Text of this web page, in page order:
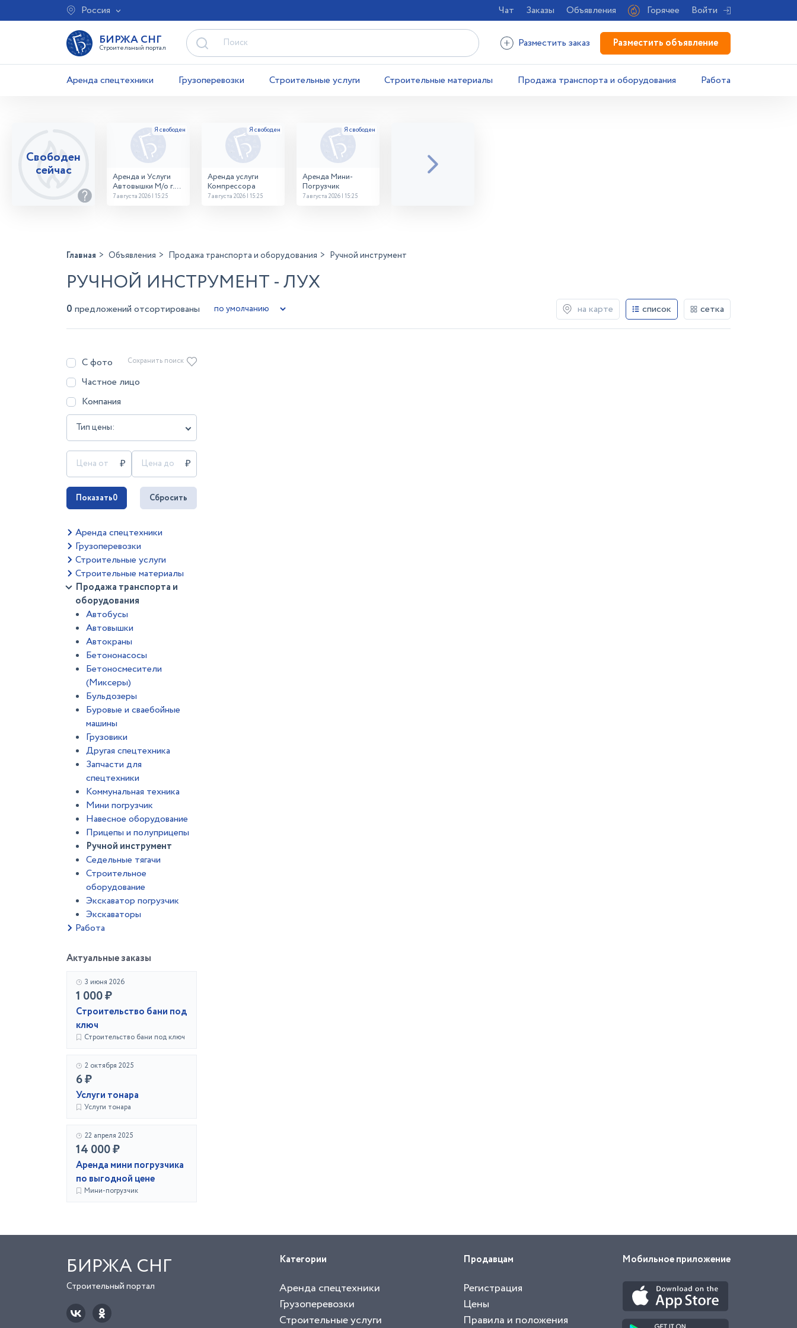
Россия Чат Заказы Объявления Горячее Войти
БИРЖА СНГ
Строительный портал Разместить заказ Разместить объявление
Аренда спецтехники Грузоперевозки Строительные услуги Строительные материалы Продажа транспорта и оборудования Работа
Свободен
сейчас
Аренда и Услуги
Автовышки М/о г.
Домодедово
7 августа 2026 | 15:25
Аренда услуги
Компрессора
7 августа 2026 | 15:25
Аренда Мини-
Погрузчик
7 августа 2026 | 15:25
Главная Объявления Продажа транспорта и оборудования Ручной инструмент
РУЧНОЙ ИНСТРУМЕНТ - ЛУХ
0 предложений отсортированы на карте список сетка
С фото
Частное лицо
Компания
Тип цены:
Сохранить поиск
Показать0 Сбросить
Аренда спецтехники
Грузоперевозки
Строительные услуги
Строительные материалы
Продажа транспорта и
оборудования
Автобусы
Автовышки
Автокраны
Бетононасосы
Бетоносмесители
(Миксеры)
Бульдозеры
Буровые и сваебойные
машины
Грузовики
Другая спецтехника
Запчасти для
спецтехники
Коммунальная техника
Мини погрузчик
Навесное оборудование
Прицепы и полуприцепы
Ручной инструмент
Седельные тягачи
Строительное
оборудование
Экскаватор погрузчик
Экскаваторы
Работа
Актуальные заказы
3 июня 2026
1 000 ₽
Строительство бани под
ключ
Строительство бани под ключ
2 октября 2025
6 ₽
Услуги тонара
Услуги тонара
22 апреля 2025
14 000 ₽
Аренда мини погрузчика
по выгодной цене
Мини-погрузчик
БИРЖА СНГ
Строительный портал
Категории
Аренда спецтехники
Грузоперевозки
Строительные услуги
Продавцам
Регистрация
Цены
Правила и положения
Мобильное приложение